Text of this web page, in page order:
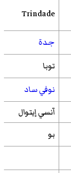
Trindade
جدة
توبا
نوفي ساد
آنسي إيتوال
بو